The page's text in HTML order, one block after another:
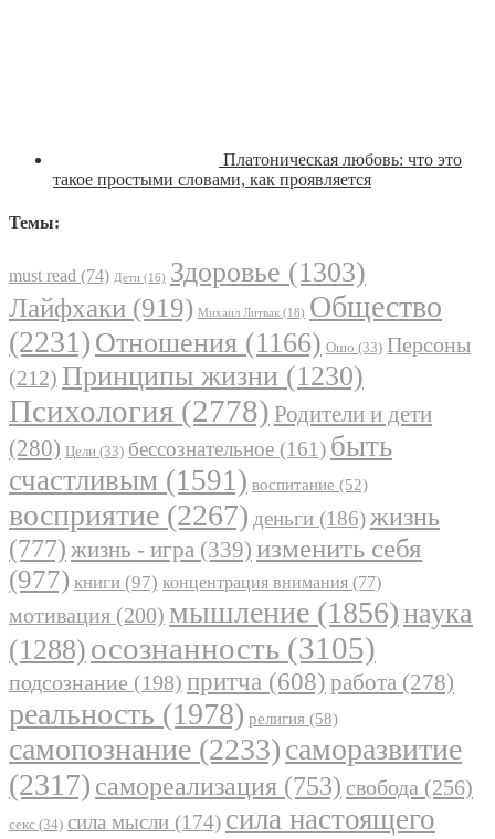
Платоническая любовь: что это
такое простыми словами, как проявляется
Темы:
must read (74) Дети (16) Здоровье (1303)
Лайфхаки (919) Михаил Литвак (18) Общество
(2231) Отношения (1166) Ошо (33) Персоны
(212) Принципы жизни (1230)
Психология (2778) Родители и дети
(280) Цели (33) бессознательное (161) быть
счастливым (1591) воспитание (52)
восприятие (2267) деньги (186)жизнь
(777) жизнь - игра (339) изменить себя
(977) книги (97) концентрация внимания (77)
мотивация (200) мышление (1856)наука
(1288) осознанность (3105)
подсознание (198) притча (608) работа (278)
реальность (1978) религия (58)
самопознание (2233)саморазвитие
(2317) самореализация (753) свобода (256)
секс (34) сила мысли (174) сила настоящего